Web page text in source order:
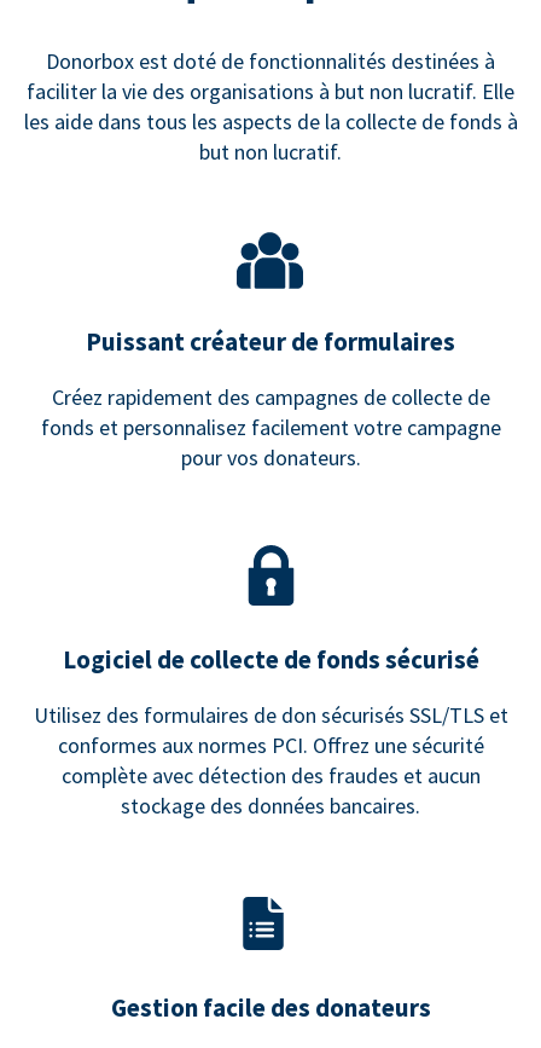
Donorbox est doté de fonctionnalités destinées à
faciliter la vie des organisations à but non lucratif. Elle
les aide dans tous les aspects de la collecte de fonds à
but non lucratif.
Puissant créateur de formulaires
Créez rapidement des campagnes de collecte de
fonds et personnalisez facilement votre campagne
pour vos donateurs.
Logiciel de collecte de fonds sécurisé
Utilisez des formulaires de don sécurisés SSL/TLS et
conformes aux normes PCI. Offrez une sécurité
complète avec détection des fraudes et aucun
stockage des données bancaires.
Gestion facile des donateurs